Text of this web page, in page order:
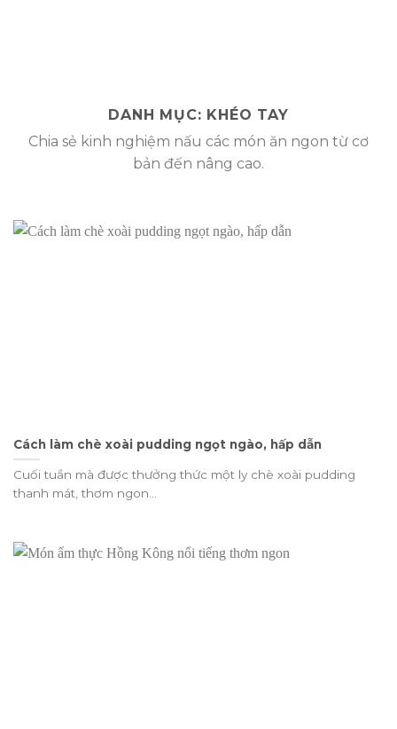
DANH MỤC: KHÉO TAY
Chia sẻ kinh nghiệm nấu các món ăn ngon từ cơ
bản đến nâng cao.
Cách làm chè xoài pudding ngọt ngào, hấp dẫn
Cuối tuần mà được thưởng thức một ly chè xoài pudding
thanh mát, thơm ngon...